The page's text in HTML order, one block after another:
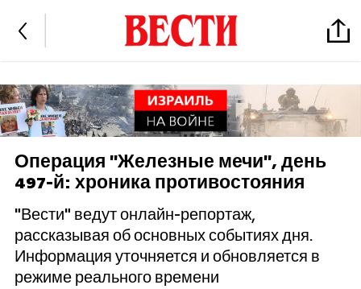
Операция "Железные мечи", день
497-й: хроника противостояния
"Вести" ведут онлайн-репортаж,
рассказывая об основных событиях дня.
Информация уточняется и обновляется в
режиме реального времени